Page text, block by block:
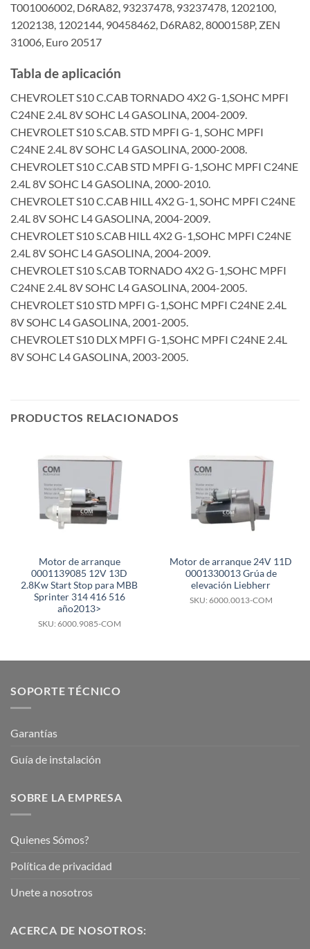
T001006002, D6RA82, 93237478, 93237478, 1202100,
1202138, 1202144, 90458462, D6RA82, 8000158P, ZEN
31006, Euro 20517
Tabla de aplicación
CHEVROLET S10 C.CAB TORNADO 4X2 G-1,SOHC MPFI
C24NE 2.4L 8V SOHC L4 GASOLINA, 2004-2009.
CHEVROLET S10 S.CAB. STD MPFI G-1, SOHC MPFI
C24NE 2.4L 8V SOHC L4 GASOLINA, 2000-2008.
CHEVROLET S10 C.CAB STD MPFI G-1,SOHC MPFI C24NE
2.4L 8V SOHC L4 GASOLINA, 2000-2010.
CHEVROLET S10 C.CAB HILL 4X2 G-1, SOHC MPFI C24NE
2.4L 8V SOHC L4 GASOLINA, 2004-2009.
CHEVROLET S10 S.CAB HILL 4X2 G-1,SOHC MPFI C24NE
2.4L 8V SOHC L4 GASOLINA, 2004-2009.
CHEVROLET S10 S.CAB TORNADO 4X2 G-1,SOHC MPFI
C24NE 2.4L 8V SOHC L4 GASOLINA, 2004-2005.
CHEVROLET S10 STD MPFI G-1,SOHC MPFI C24NE 2.4L
8V SOHC L4 GASOLINA, 2001-2005.
CHEVROLET S10 DLX MPFI G-1,SOHC MPFI C24NE 2.4L
8V SOHC L4 GASOLINA, 2003-2005.
PRODUCTOS RELACIONADOS
Motor de arranque
0001139085 12V 13D
2.8Kw Start Stop para MBB
Sprinter 314 416 516
año2013>
SKU: 6000.9085-COM
Motor de arranque 24V 11D
0001330013 Grúa de
elevación Liebherr
SKU: 6000.0013-COM
SOPORTE TÉCNICO
Garantías
Guía de instalación
SOBRE LA EMPRESA
Quienes Sómos?
Política de privacidad
Unete a nosotros
ACERCA DE NOSOTROS: